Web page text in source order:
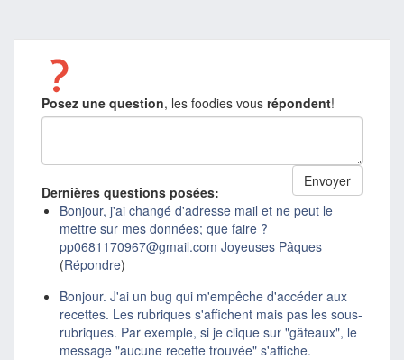
Posez une question, les foodies vous répondent!
Dernières questions posées:
Bonjour, j'ai changé d'adresse mail et ne peut le
mettre sur mes données; que faire ?
pp0681170967@gmail.com Joyeuses Pâques
(Répondre)
Bonjour. J'ai un bug qui m'empêche d'accéder aux
recettes. Les rubriques s'affichent mais pas les sous-
rubriques. Par exemple, si je clique sur "gâteaux", le
message "aucune recette trouvée" s'affiche.